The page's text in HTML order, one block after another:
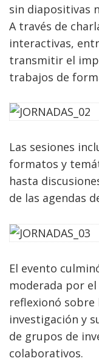
sin diapositivas
A través de
interactivas,
transmitir el
trabajos de
Las sesiones
formatos y
hasta
de las agendas
El evento
moderada por
reflexionó sobre
investigación y
de grupos de
colaborativos.